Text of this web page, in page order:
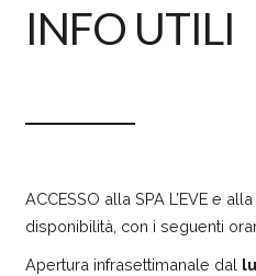
INFO UTILI
ACCESSO alla SPA L’EVE e
disponibilità, con i seguenti
Apertura infrasettimanale dal